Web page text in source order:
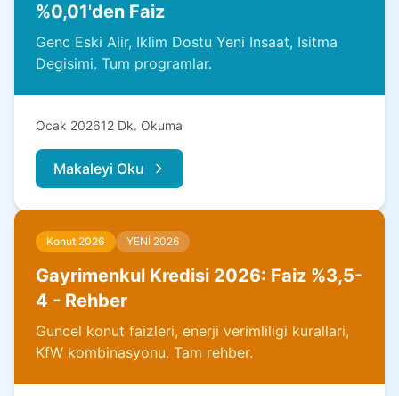
%0,01'den Faiz
Genc Eski Alir, Iklim Dostu Yeni Insaat, Isitma
Degisimi. Tum programlar.
Ocak 202612 Dk. Okuma
Makaleyi Oku
Konut 2026 YENİ 2026
Gayrimenkul Kredisi 2026: Faiz %3,5-
4 - Rehber
Guncel konut faizleri, enerji verimliligi kurallari,
KfW kombinasyonu. Tam rehber.